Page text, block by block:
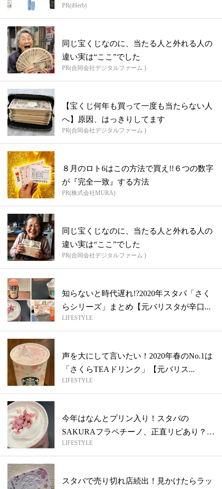
PR(iHerb)
同じ宝くじなのに、当たる人と外れる人の
違い実は“ここ”でした
PR(合同会社デジタルファーム )
【宝くじ何年も買って一度も当たらない人
へ】原因、はっきりしてます
PR(合同会社デジタルファーム )
８月のロト6はこの方法で買え!!６つの数字
が『完全一致』する方法
PR(株式会社MURA)
同じ宝くじなのに、当たる人と外れる人の
違い実は“ここ”でした
PR(合同会社デジタルファーム )
知らないと時代遅れ!?2020年スタバ「さく
らシリーズ」まとめ【元バリスタが辛口...
LIFESTYLE
声を大にして言いたい！2020年春のNo.1は
「さくらTEAドリンク」【元バリス...
LIFESTYLE
今年はなんとプリン入り！スタバの
SAKURAフラペチーノ、正直リピあり？
【元バリ...
LIFESTYLE
スタバで売り切れ店続出！見かけたらラッ